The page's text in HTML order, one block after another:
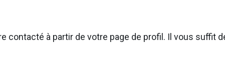
à partir de votre page de profil. Il vous suffit